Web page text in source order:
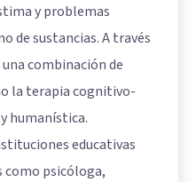
y problemas
de sustancias. A través
combinación de
la terapia cognitivo-
humanística.
educativas
como psicóloga,